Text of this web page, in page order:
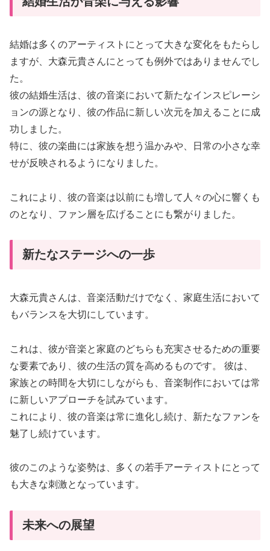
結婚は多くのアーティストにとって大きな変化をもたらし
ますが、大森元貴さんにとっても例外ではありませんでし
た。
彼の結婚生活は、彼の音楽において新たなインスピレーシ
ョンの源となり、彼の作品に新しい次元を加えることに成
功しました。
特に、彼の楽曲には家族を想う温かみや、日常の小さな幸
せが反映されるようになりました。
これにより、彼の音楽は以前にも増して人々の心に響くも
のとなり、ファン層を広げることにも繋がりました。
新たなステージへの一歩
大森元貴さんは、音楽活動だけでなく、家庭生活において
もバランスを大切にしています。
これは、彼が音楽と家庭のどちらも充実させるための重要
な要素であり、彼の生活の質を高めるものです。 彼は、
家族との時間を大切にしながらも、音楽制作においては常
に新しいアプローチを試みています。
これにより、彼の音楽は常に進化し続け、新たなファンを
魅了し続けています。
彼のこのような姿勢は、多くの若手アーティストにとって
も大きな刺激となっています。
未来への展望